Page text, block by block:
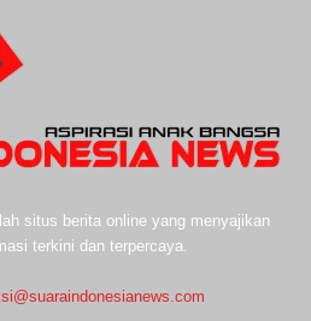
situs berita online yang menyajikan
terkini dan terpercaya.